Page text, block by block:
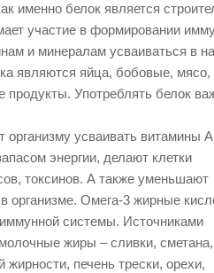
именно белок является
участие в формировании
и минералам усваиваться в
являются яйца, бобовые,
Употреблять белок
усваивать витамины
энергии, делают клетки
токсинов. А также уменьшают
организме. Омега-3 жирные
системы. Источниками
жиры – сливки, сметана,
печень трески, орехи,